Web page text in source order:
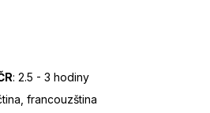
: 2.5 - 3 hodiny
francouzština